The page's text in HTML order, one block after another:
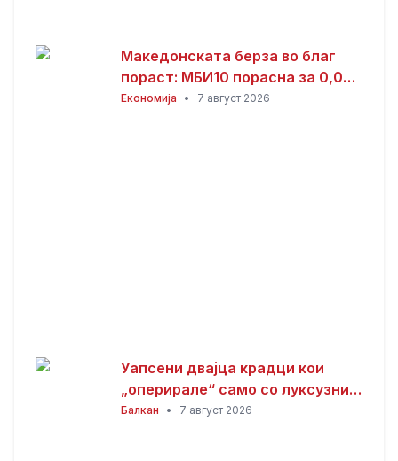
Македонската берза во благ
пораст: МБИ10 порасна за 0,08
отсто, најтргувани акциите на
Економија • 7 август 2026
Уапсени двајца крадци кои
„оперирале“ само со луксузни
автомобили
Балкан • 7 август 2026